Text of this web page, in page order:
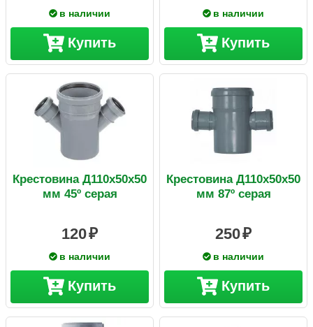
в наличии
Купить
в наличии
Купить
Крестовина Д110х50х50
мм 45º серая
120
в наличии
Купить
Крестовина Д110х50х50
мм 87º серая
250
в наличии
Купить